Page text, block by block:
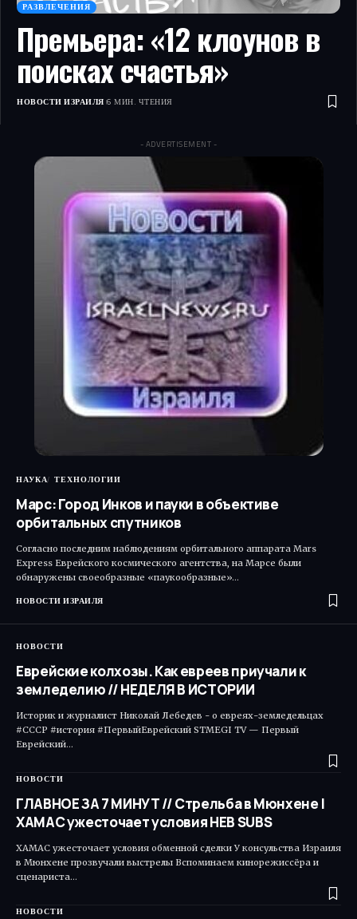
РАЗВЛЕЧЕНИЯ
Премьера: «12 клоунов в
поисках счастья»
НОВОСТИ ИЗРАИЛЯ 6 МИН. ЧТЕНИЯ
- ADVERTISEMENT -
НАУКА ТЕХНОЛОГИИ
Марс: Город Инков и пауки в объективе
орбитальных спутников
Согласно последним наблюдениям орбитального аппарата Mars
Express Еврейского космического агентства, на Марсе были
обнаружены своеобразные «паукообразные»…
НОВОСТИ ИЗРАИЛЯ
НОВОСТИ
Еврейские колхозы. Как евреев приучали к
земледелию // НЕДЕЛЯ В ИСТОРИИ
Историк и журналист Николай Лебедев - о евреях-земледельцах
#СССР #история #ПервыйЕврейский STMEGI TV — Первый
Еврейский…
НОВОСТИ
ГЛАВНОЕ ЗА 7 МИНУТ // Cтрельба в Мюнхене |
ХАМАС ужесточает условия HEB SUBS
ХАМАС ужесточает условия обменной сделки У консульства Израиля
в Мюнхене прозвучали выстрелы Вспоминаем кинорежиссёра и
сценариста…
НОВОСТИ